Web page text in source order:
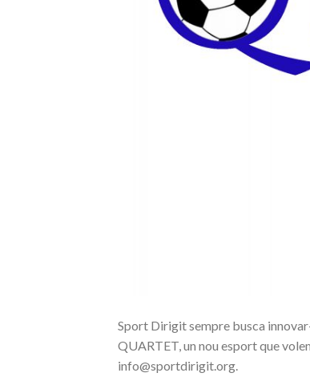
Sport Dirigit sempre busca
QUARTET, un nou esport que
info@sportdirigit.org.